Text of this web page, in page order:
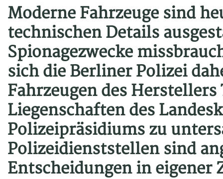
Moderne Fahrzeuge sind
technischen Details
Spionagezwecke
sich die Berliner Polizei
Fahrzeugen des
Liegenschaften des
Polizeipräsidiums zu
Polizeidienststellen sind
Entscheidungen in